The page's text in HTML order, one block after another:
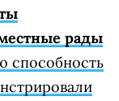
рады
способность